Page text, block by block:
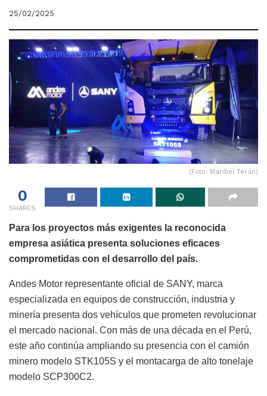
25/02/2025
(Foto: Maribel Terán)
0
SHARES
Para los proyectos más exigentes la reconocida
empresa asiática presenta soluciones eficaces
comprometidas con el desarrollo del país.
Andes Motor representante oficial de SANY, marca
especializada en equipos de construcción, industria y
minería presenta dos vehículos que prometen revolucionar
el mercado nacional. Con más de una década en el Perú,
este año continúa ampliando su presencia con el camión
minero modelo STK105S y el montacarga de alto tonelaje
modelo SCP300C2.